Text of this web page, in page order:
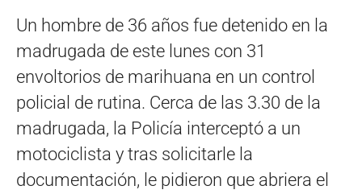
Un hombre de 36 años fue detenido en la
madrugada de este lunes con 31
envoltorios de marihuana en un control
policial de rutina. Cerca de las 3.30 de la
madrugada, la Policía interceptó a un
motociclista y tras solicitarle la
documentación, le pidieron que abriera el